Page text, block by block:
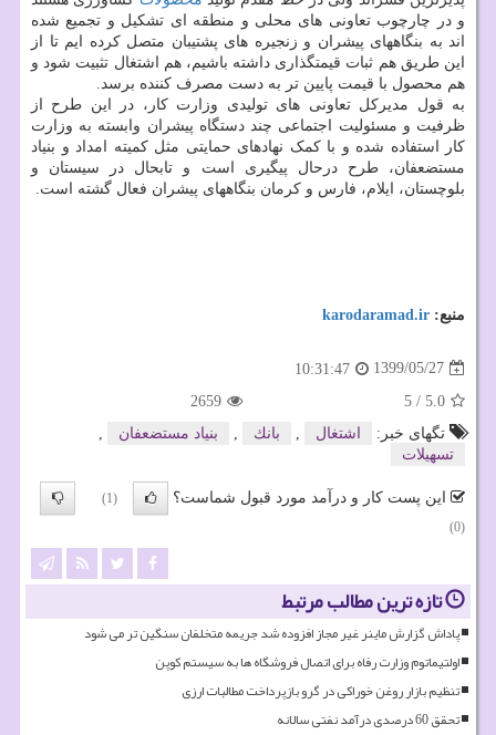
و در چارچوب تعاونی های محلی و منطقه ای تشکیل و تجمیع شده
اند به بنگاههای پیشران و زنجیره های پشتیبان متصل کرده ایم تا از
این طریق هم ثبات قیمتگذاری داشته باشیم، هم اشتغال تثبیت شود و
هم محصول با قیمت پایین تر به دست مصرف کننده برسد.
به قول مدیرکل تعاونی های تولیدی وزارت کار، در این طرح از
ظرفیت و مسئولیت اجتماعی چند دستگاه پیشران وابسته به وزارت
کار استفاده شده و با کمک نهادهای حمایتی مثل کمیته امداد و بنیاد
مستضعفان، طرح درحال پیگیری است و تابحال در سیستان و
بلوچستان، ایلام، فارس و کرمان بنگاههای پیشران فعال گشته است.
منبع: karodaramad.ir
1399/05/27
10:31:47
5.0
/
5
2659
تگهای خبر:
اشتغال بانك بنیاد مستضعفان
تسهیلات
این پست کار و درآمد مورد قبول شماست؟
(1)
(0)
تازه ترین مطالب مرتبط
پاداش گزارش ماینر غیر مجاز افزوده شد جریمه متخلفان سنگین تر می شود
اولتیماتوم وزارت رفاه برای اتصال فروشگاه ها به سیستم کوپن
تنظیم بازار روغن خوراکی در گرو بازپرداخت مطالبات ارزی
تحقق 60 درصدی درآمد نفتی سالانه